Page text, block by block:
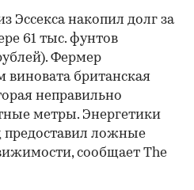
Эссекса накопил долг за
61 тыс. фунтов
Фермер
виновата британская
неправильно
метры. Энергетики
предоставил ложные
сообщает The